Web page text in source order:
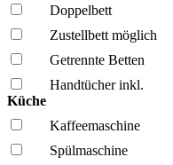
Doppelbett
Zustellbett möglich
Getrennte Betten
Handtücher inkl.
Küche
Kaffee­maschine
Spül­maschine